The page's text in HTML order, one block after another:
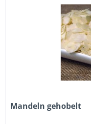
Mandeln gehobelt